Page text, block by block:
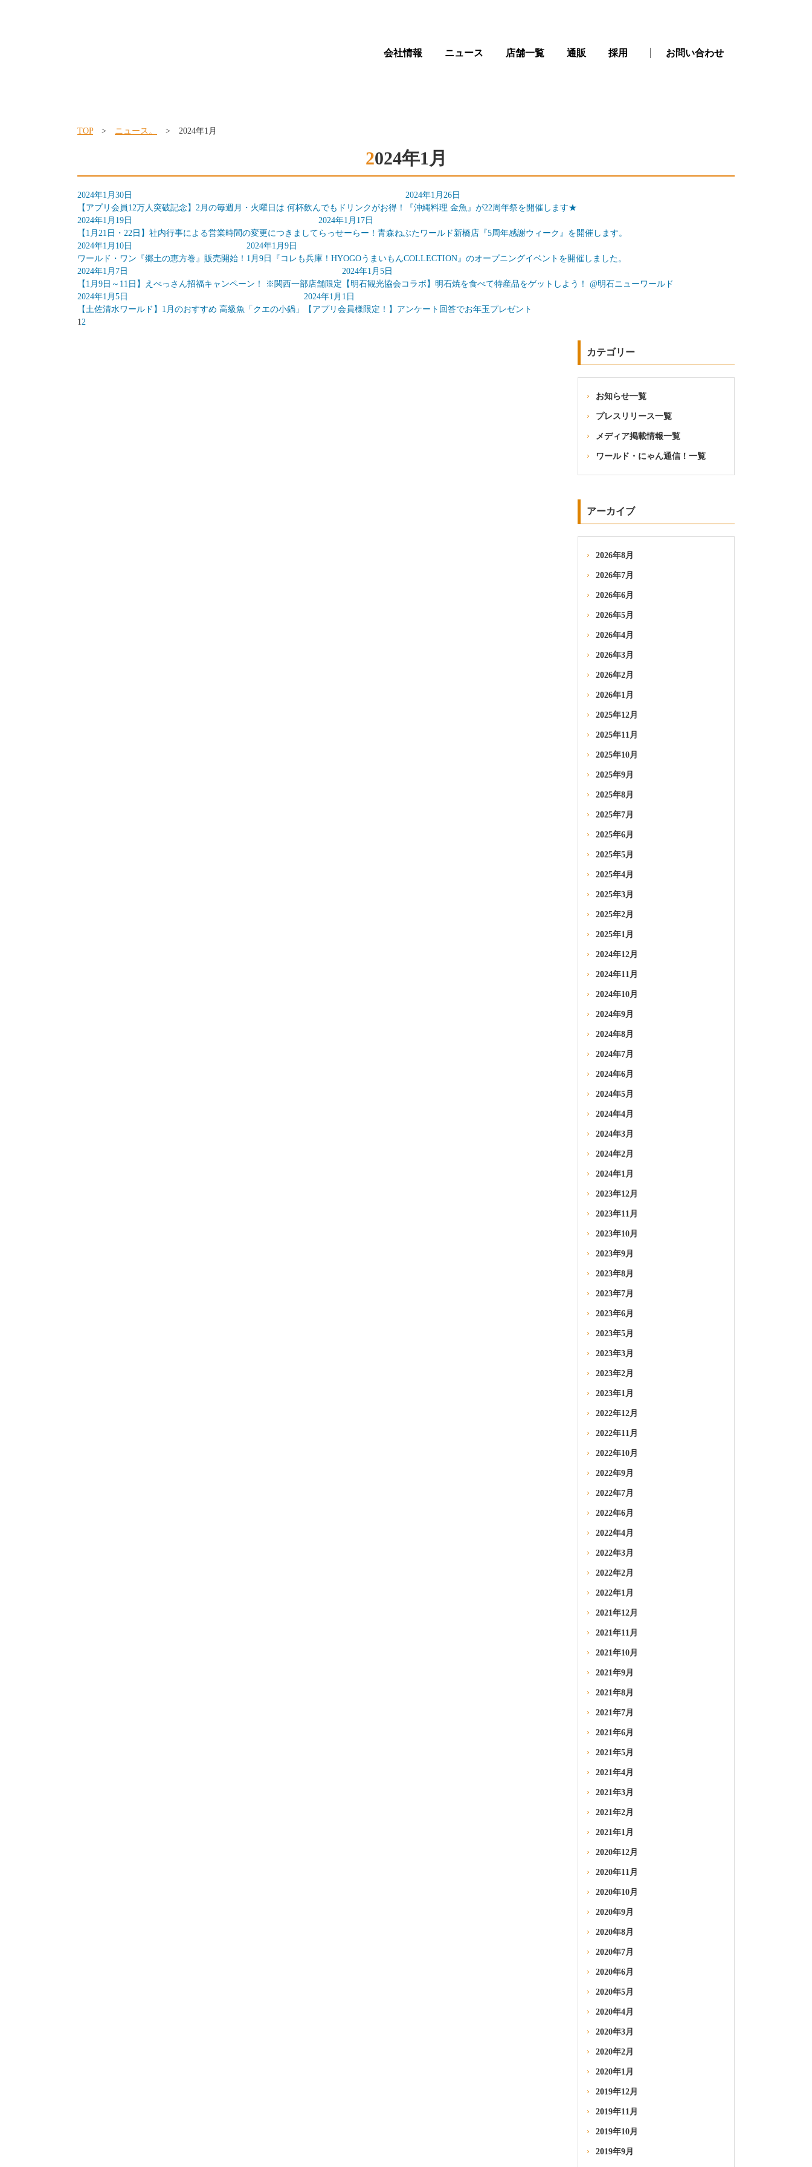
会社情報 ニュース 店舗一覧 通販 採用 お問い合わせ
TOP> ニュース。 > 2024年1月
2024年1月
2024年1月30日
【アプリ会員12万人突破記念】2月の毎週月・火曜日は 何杯飲んでもドリンクがお得！
2024年1月26日
『沖縄料理 金魚』が22周年祭を開催します★
2024年1月19日
【1月21日・22日】社内行事による営業時間の変更につきまして
2024年1月17日
らっせーらー！青森ねぶたワールド新橋店『5周年感謝ウィーク』を開催します。
2024年1月10日
ワールド・ワン『郷土の恵方巻』販売開始！
2024年1月9日
1月9日『コレも兵庫！HYOGOうまいもんCOLLECTION』のオープニングイベントを開催しました。
2024年1月7日
【1月9日～11日】えべっさん招福キャンペーン！ ※関西一部店舗限定
2024年1月5日
【明石観光協会コラボ】明石焼を食べて特産品をゲットしよう！ @明石ニューワールド
2024年1月5日
【土佐清水ワールド】1月のおすすめ 高級魚「クエの小鍋」
2024年1月1日
【アプリ会員様限定！】アンケート回答でお年玉プレゼント
12
カテゴリー
お知らせ一覧
プレスリリース一覧
メディア掲載情報一覧
ワールド・にゃん通信！一覧
アーカイブ
2026年8月
2026年7月
2026年6月
2026年5月
2026年4月
2026年3月
2026年2月
2026年1月
2025年12月
2025年11月
2025年10月
2025年9月
2025年8月
2025年7月
2025年6月
2025年5月
2025年4月
2025年3月
2025年2月
2025年1月
2024年12月
2024年11月
2024年10月
2024年9月
2024年8月
2024年7月
2024年6月
2024年5月
2024年4月
2024年3月
2024年2月
2024年1月
2023年12月
2023年11月
2023年10月
2023年9月
2023年8月
2023年7月
2023年6月
2023年5月
2023年3月
2023年2月
2023年1月
2022年12月
2022年11月
2022年10月
2022年9月
2022年7月
2022年6月
2022年4月
2022年3月
2022年2月
2022年1月
2021年12月
2021年11月
2021年10月
2021年9月
2021年8月
2021年7月
2021年6月
2021年5月
2021年4月
2021年3月
2021年2月
2021年1月
2020年12月
2020年11月
2020年10月
2020年9月
2020年8月
2020年7月
2020年6月
2020年5月
2020年4月
2020年3月
2020年2月
2020年1月
2019年12月
2019年11月
2019年10月
2019年9月